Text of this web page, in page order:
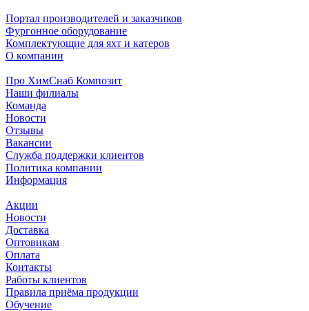
Портал производителей и заказчиков
Фургонное оборудование
Комплектующие для яхт и катеров
О компании
Про ХимСнаб Композит
Наши филиалы
Команда
Новости
Отзывы
Вакансии
Служба поддержки клиентов
Политика компании
Информация
Акции
Новости
Доставка
Оптовикам
Оплата
Контакты
Работы клиентов
Правила приёма продукции
Обучение